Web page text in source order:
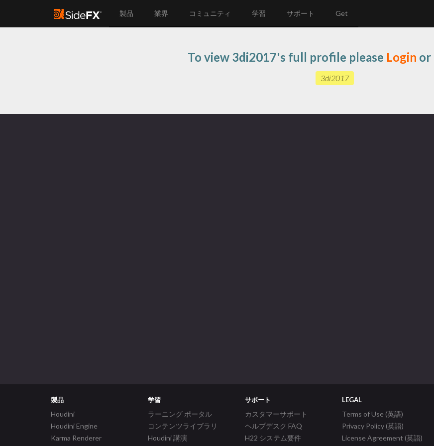
製品 業界 コミュニティ 学習 サポート Get
To view 3di2017's full profile please Login or
3di2017
製品
Houdini
Houdini Engine
Karma Renderer
学習
ラーニング ポータル
コンテンツライブラリ
Houdini 講演
サポート
カスタマーサポート
ヘルプデスク FAQ
H22 システム要件
LEGAL
Terms of Use (英語)
Privacy Policy (英語)
License Agreement (英語)